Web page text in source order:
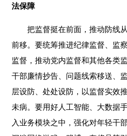
法保障
把监督挺在前面，推动防线从
前移。要统筹推进纪律监督、监
监督，推动党内监督和其他各类
干部廉情抄告、问题线索移送、
层设防、处处设防，以监督实效
未病。要用好人工智能、大数据
入业务模块之中，强化对年轻干